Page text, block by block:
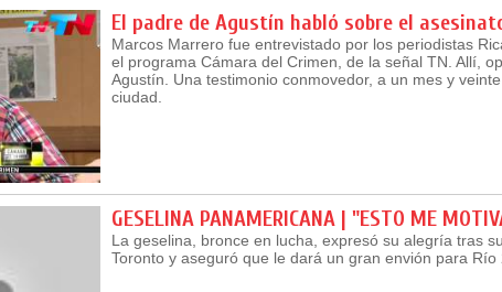
El padre de Agustín habló sobre el
Marcos Marrero fue entrevistado por los periodistas
el programa Cámara del Crimen, de la señal TN. Allí,
Agustín. Una testimonio conmovedor, a un mes y
ciudad.
GESELINA PANAMERICANA | "ESTO ME
La geselina, bronce en lucha, expresó su alegría tras
Toronto y aseguró que le dará un gran envión para Río